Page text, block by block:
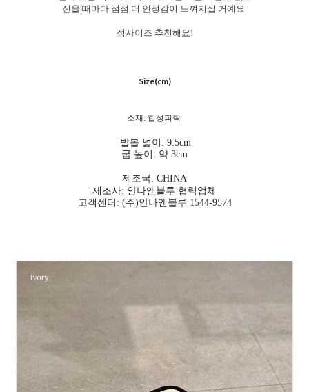
신을 때마다 점점 더 안정감이 느껴지실 거예요
정사이즈 추천해요!
Size(cm)
소재: 합성피혁
발볼 넓이: 9.5cm
굽 높이: 약 3cm
제조국: CHINA
제조사: 안나앤블루 협력업체
고객센터: (주)안나앤블루 1544-9574